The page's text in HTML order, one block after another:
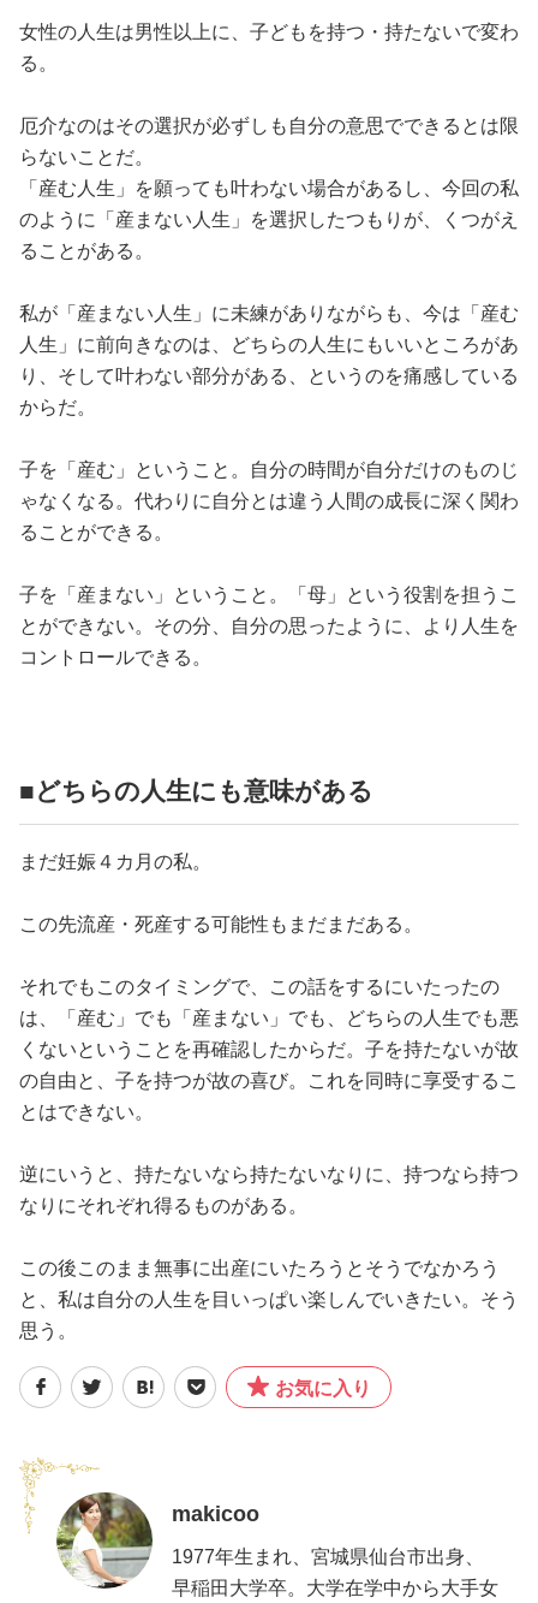
女性の人生は男性以上に、子どもを持つ・持たないで変わ
る。
厄介なのはその選択が必ずしも自分の意思でできるとは限
らないことだ。
「産む人生」を願っても叶わない場合があるし、今回の私
のように「産まない人生」を選択したつもりが、くつがえ
ることがある。
私が「産まない人生」に未練がありながらも、今は「産む
人生」に前向きなのは、どちらの人生にもいいところがあ
り、そして叶わない部分がある、というのを痛感している
からだ。
子を「産む」ということ。自分の時間が自分だけのものじ
ゃなくなる。代わりに自分とは違う人間の成長に深く関わ
ることができる。
子を「産まない」ということ。「母」という役割を担うこ
とができない。その分、自分の思ったように、より人生を
コントロールできる。
■どちらの人生にも意味がある
まだ妊娠４カ月の私。
この先流産・死産する可能性もまだまだある。
それでもこのタイミングで、この話をするにいたったの
は、「産む」でも「産まない」でも、どちらの人生でも悪
くないということを再確認したからだ。子を持たないが故
の自由と、子を持つが故の喜び。これを同時に享受するこ
とはできない。
逆にいうと、持たないなら持たないなりに、持つなら持つ
なりにそれぞれ得るものがある。
この後このまま無事に出産にいたろうとそうでなかろう
と、私は自分の人生を目いっぱい楽しんでいきたい。そう
思う。
お気に入り
makicoo
1977年生まれ、宮城県仙台市出身、
早稲田大学卒。大学在学中から大手女